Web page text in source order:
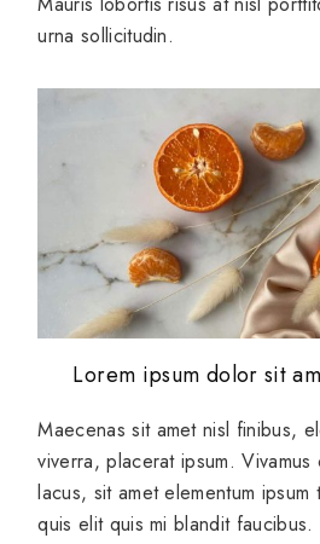
urna sollicitudin.
Lorem ipsum dolor sit
Maecenas sit amet nisl finibus,
viverra, placerat ipsum. Vivamus
lacus, sit amet elementum
quis elit quis mi blandit faucibus.